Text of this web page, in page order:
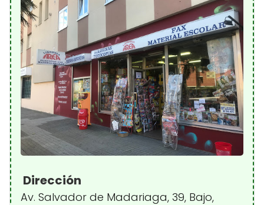
Dirección
Av. Salvador de Madariaga, 39, Bajo,